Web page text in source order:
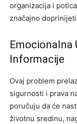
organizacija i
značajno
Emocionalna
Informacije
Ovaj problem
sigurnosti i prava
poručuju da će
životnu sredinu,